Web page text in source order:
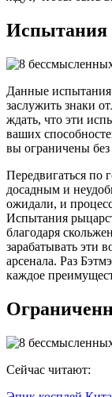
Испытания
Данные испытания
заслужить знаки
ждать, что эти
ваших
вы ограничены
Передвигаться по
досадным и
ожидали, и
Испытания
благодаря
зарабатывать эти
арсенала. Раз
каждое
Сейчас читают: